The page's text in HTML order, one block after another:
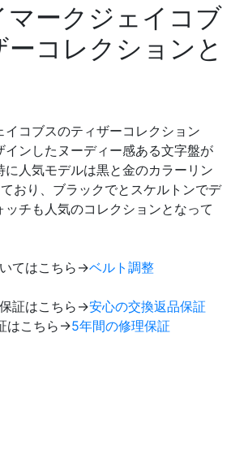
マークジェイコブ
ーコレクションと
イコブスのティザーコレクション
インしたヌーディー感ある文字盤が
人気モデルは黒と金のカラーリン
おり、ブラックでとスケルトンでデ
チも人気のコレクションとなって
てはこちら→ベルト調整
証はこちら→安心の交換返品保証
はこちら→5年間の修理保証